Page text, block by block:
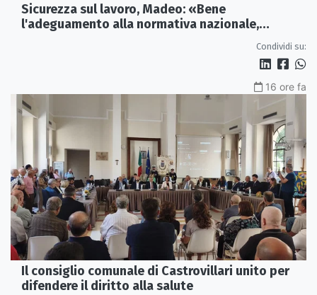
Sicurezza sul lavoro, Madeo: «Bene
l'adeguamento alla normativa nazionale,
Condividi su:
16 ore fa
Il consiglio comunale di Castrovillari unito per
difendere il diritto alla salute